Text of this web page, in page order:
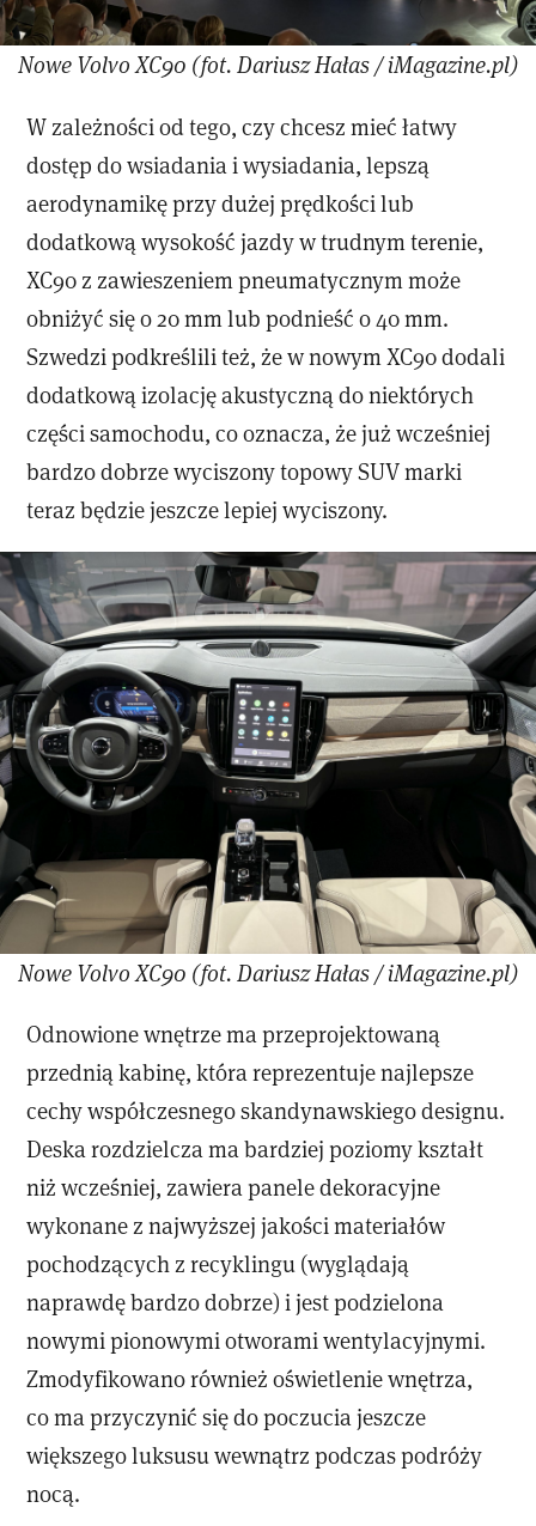
Nowe Volvo XC90 (fot. Dariusz Hałas / iMagazine.pl)
W zależności od tego, czy chcesz mieć łatwy
dostęp do wsiadania i wysiadania, lepszą
aerodynamikę przy dużej prędkości lub
dodatkową wysokość jazdy w trudnym terenie,
XC90 z zawieszeniem pneumatycznym może
obniżyć się o 20 mm lub podnieść o 40 mm.
Szwedzi podkreślili też, że w nowym XC90 dodali
dodatkową izolację akustyczną do niektórych
części samochodu, co oznacza, że już wcześniej
bardzo dobrze wyciszony topowy SUV marki
teraz będzie jeszcze lepiej wyciszony.
Nowe Volvo XC90 (fot. Dariusz Hałas / iMagazine.pl)
Odnowione wnętrze ma przeprojektowaną
przednią kabinę, która reprezentuje najlepsze
cechy współczesnego skandynawskiego designu.
Deska rozdzielcza ma bardziej poziomy kształt
niż wcześniej, zawiera panele dekoracyjne
wykonane z najwyższej jakości materiałów
pochodzących z recyklingu (wyglądają
naprawdę bardzo dobrze) i jest podzielona
nowymi pionowymi otworami wentylacyjnymi.
Zmodyfikowano również oświetlenie wnętrza,
co ma przyczynić się do poczucia jeszcze
większego luksusu wewnątrz podczas podróży
nocą.